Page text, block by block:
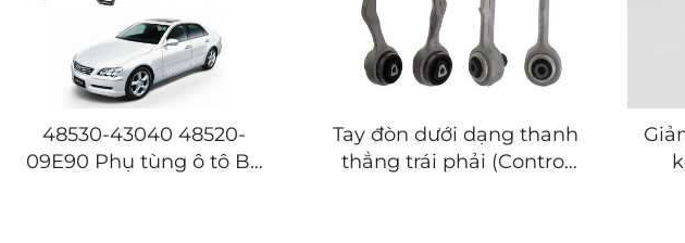
48530-43040 48520-
09E90 Phụ tùng ô tô Bộ
Tay đòn dưới dạng thanh
thẳng trái phải (Control